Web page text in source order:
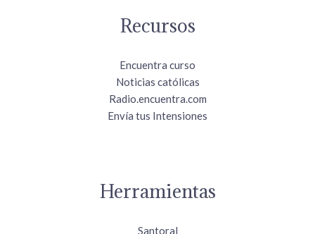
Recursos
Encuentra curso
Noticias católicas
Radio.encuentra.com
Envía tus Intensiones
Herramientas
Santoral